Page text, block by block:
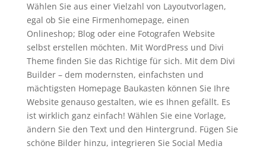
Wählen Sie aus einer Vielzahl von Layoutvorlagen,
egal ob Sie eine Firmenhomepage, einen
Onlineshop; Blog oder eine Fotografen Website
selbst erstellen möchten. Mit WordPress und Divi
Theme finden Sie das Richtige für sich. Mit dem Divi
Builder – dem modernsten, einfachsten und
mächtigsten Homepage Baukasten können Sie Ihre
Website genauso gestalten, wie es Ihnen gefällt. Es
ist wirklich ganz einfach! Wählen Sie eine Vorlage,
ändern Sie den Text und den Hintergrund. Fügen Sie
schöne Bilder hinzu, integrieren Sie Social Media